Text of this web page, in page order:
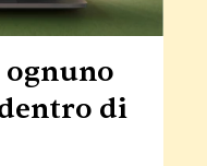
ognuno
di